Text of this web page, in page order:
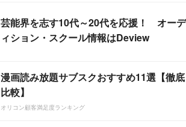
芸能界を志す10代～20代を応援！ オーデ
ィション・スクール情報はDeview
漫画読み放題サブスクおすすめ11選【徹底
比較】
オリコン顧客満足度ランキング